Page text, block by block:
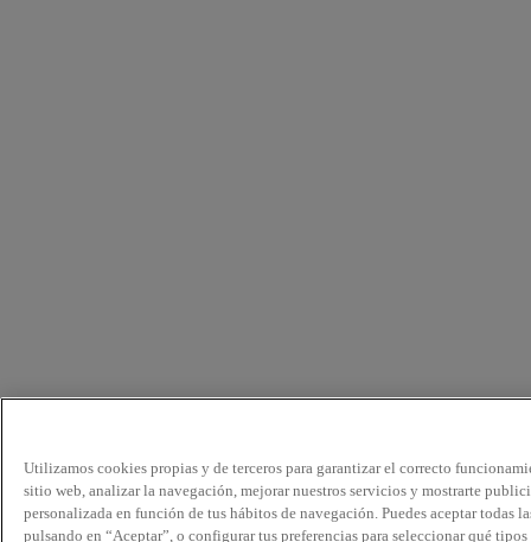
Utilizamos cookies propias y de terceros para garantizar el correcto
sitio web, analizar la navegación, mejorar nuestros servicios y mostrarte
personalizada en función de tus hábitos de navegación. Puedes aceptar todas
pulsando en “Aceptar”, o configurar tus preferencias para seleccionar qué tipos